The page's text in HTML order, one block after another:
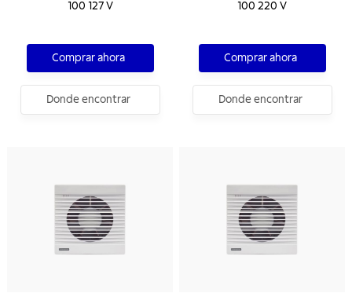
100 127 V
Comprar ahora
Donde encontrar
100 220 V
Comprar ahora
Donde encontrar